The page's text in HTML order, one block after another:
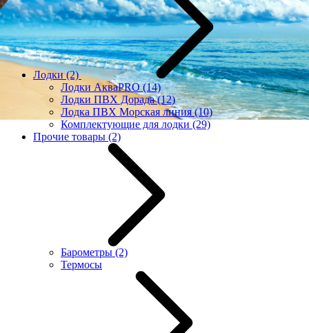
Лодки(2)
Лодки АкваPRO(14)
Лодки ПВХ Дорада(12)
Лодка ПВХ Морская линия(10)
Комплектующие для лодки (29)
Прочие товары (2)
Барометры (2)
Термосы